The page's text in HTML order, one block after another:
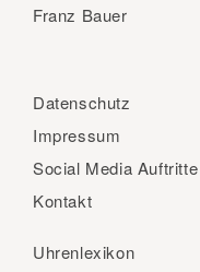
Franz Bauer
Datenschutz
Impressum
Social Media Auftritte
Kontakt
Uhrenlexikon